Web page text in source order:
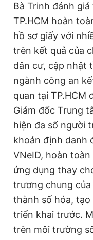
Bà Trinh đánh
TP.HCM hoàn
hồ sơ giấy với
trên kết quả của
dân cư, cập nhật
ngành công an
quan tại TP.HCM
Giám đốc Trung
hiện đa số người
khoản định danh
VNeID, hoàn
ứng dụng thay
trương chung của
thành số hóa,
triển khai trước.
trên môi trường